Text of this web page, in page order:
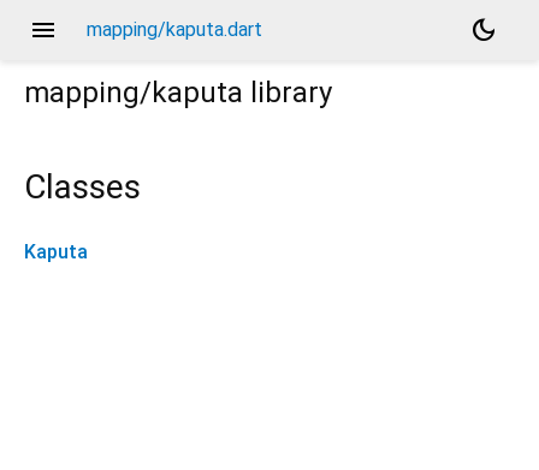
menu mapping/kaputa.dart
dark_mode
mapping/kaputa library
Classes
Kaputa